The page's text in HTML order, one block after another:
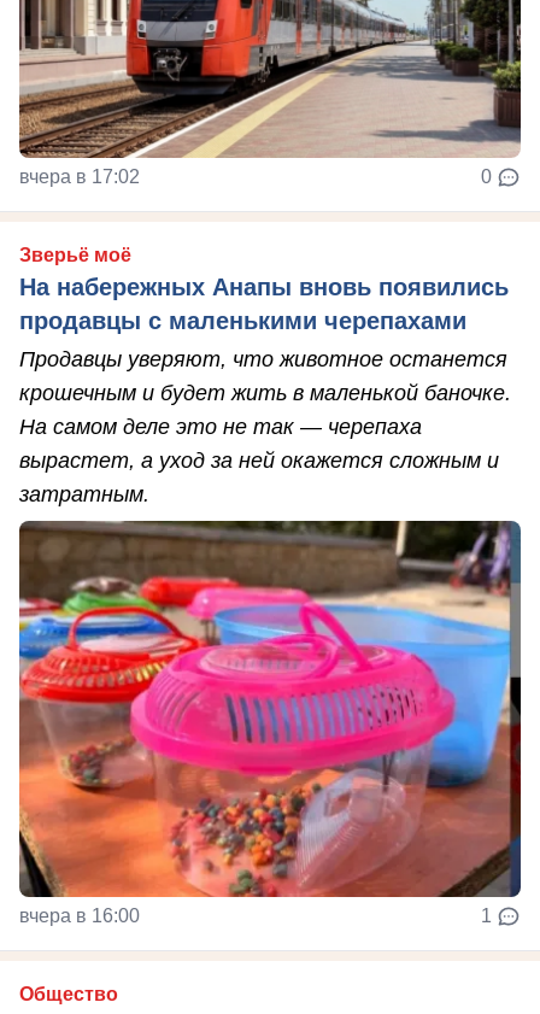
вчера в 17:02 0
Зверьё моё
На набережных Анапы вновь появились
продавцы с маленькими черепахами
Продавцы уверяют, что животное останется
крошечным и будет жить в маленькой баночке.
На самом деле это не так — черепаха
вырастет, а уход за ней окажется сложным и
затратным.
вчера в 16:00 1
Общество